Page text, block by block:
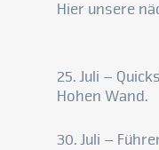
Hier unsere
25. Juli –
Hohen Wand.
30. Juli –